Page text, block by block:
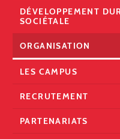
DÉVELOPPEMENT
SOCIÉTALE
ORGANISATION
LES CAMPUS
RECRUTEMENT
PARTENARIATS